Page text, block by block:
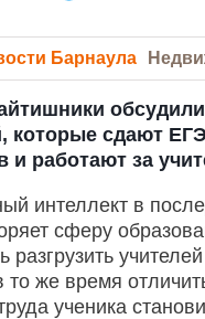
Барнаула
которые сдают
и работают за
интеллект в
сферу
разгрузить
то же время
ученика